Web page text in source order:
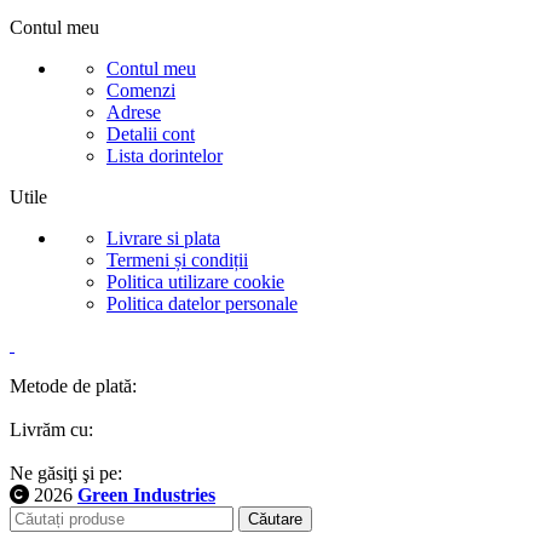
Contul meu
Contul meu
Comenzi
Adrese
Detalii cont
Lista dorintelor
Utile
Livrare si plata
Termeni și condiții
Politica utilizare cookie
Politica datelor personale
Metode de plată:
Livrăm cu:
Ne găsiţi şi pe:
2026 Green Industries
Căutare